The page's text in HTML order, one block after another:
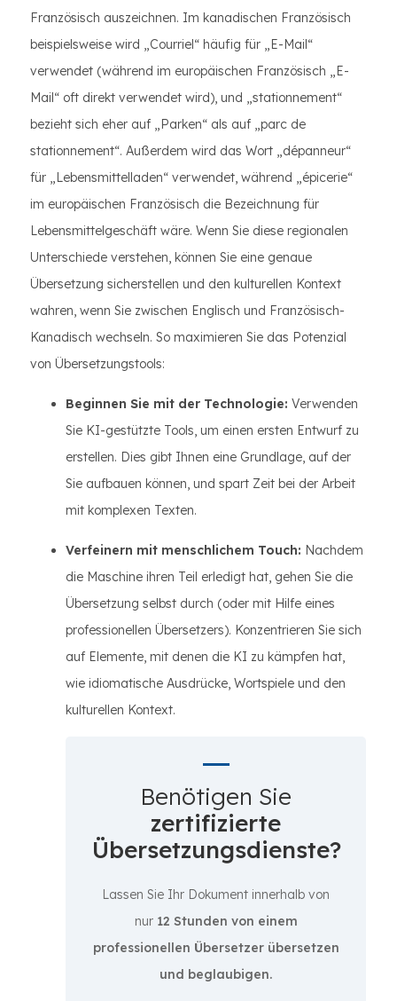
Französisch auszeichnen. Im kanadischen Französisch
beispielsweise wird „Courriel“ häufig für „E-Mail“
verwendet (während im europäischen Französisch „E-
Mail“ oft direkt verwendet wird), und „stationnement“
bezieht sich eher auf „Parken“ als auf „parc de
stationnement“. Außerdem wird das Wort „dépanneur“
für „Lebensmittelladen“ verwendet, während „épicerie“
im europäischen Französisch die Bezeichnung für
Lebensmittelgeschäft wäre. Wenn Sie diese regionalen
Unterschiede verstehen, können Sie eine genaue
Übersetzung sicherstellen und den kulturellen Kontext
wahren, wenn Sie zwischen Englisch und Französisch-
Kanadisch wechseln. So maximieren Sie das Potenzial
von Übersetzungstools:
Beginnen Sie mit der Technologie: Verwenden
Sie KI-gestützte Tools, um einen ersten Entwurf zu
erstellen. Dies gibt Ihnen eine Grundlage, auf der
Sie aufbauen können, und spart Zeit bei der Arbeit
mit komplexen Texten.
Verfeinern mit menschlichem Touch: Nachdem
die Maschine ihren Teil erledigt hat, gehen Sie die
Übersetzung selbst durch (oder mit Hilfe eines
professionellen Übersetzers). Konzentrieren Sie sich
auf Elemente, mit denen die KI zu kämpfen hat,
wie idiomatische Ausdrücke, Wortspiele und den
kulturellen Kontext.
Benötigen Sie
zertifizierte
Übersetzungsdienste?
Lassen Sie Ihr Dokument innerhalb von
nur 12 Stunden von einem
professionellen Übersetzer übersetzen
und beglaubigen.